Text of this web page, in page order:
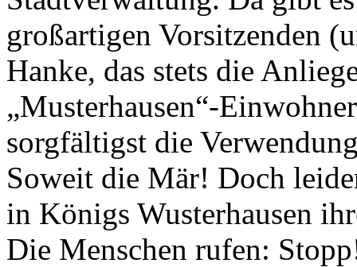
großartigen Vorsitzenden
Hanke, das stets die
„Musterhausen“-
sorgfältigst die
Soweit die Mär! Doch
in Königs Wusterhausen
Die Menschen rufen: